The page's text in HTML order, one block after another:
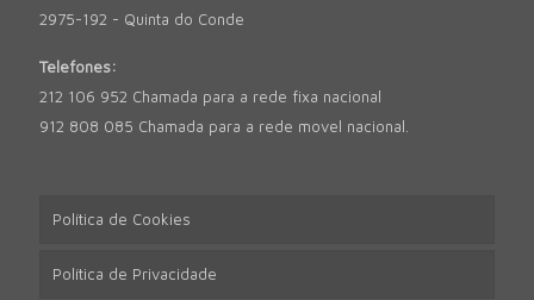
2975-192 - Quinta do Conde
Telefones:
212 106 952 Chamada para a rede fixa nacional
912 808 085 Chamada para a rede movel nacional.
Política de Cookies
Política de Privacidade